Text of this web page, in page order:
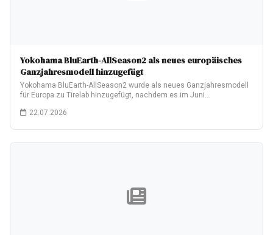
Yokohama BluEarth-AllSeason2 als neues europäisches
Ganzjahresmodell hinzugefügt
Yokohama BluEarth-AllSeason2 wurde als neues Ganzjahresmodell
für Europa zu Tirelab hinzugefügt, nachdem es im Juni…
22.07.2026